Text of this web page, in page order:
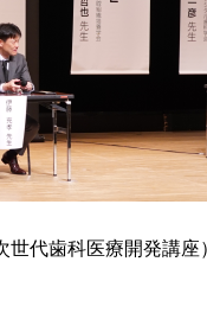
代歯科医療開発講座）